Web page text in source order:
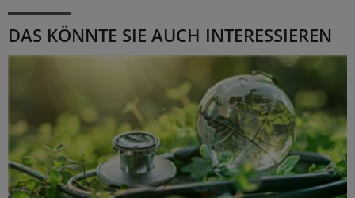
DAS KÖNNTE SIE AUCH INTERESSIEREN